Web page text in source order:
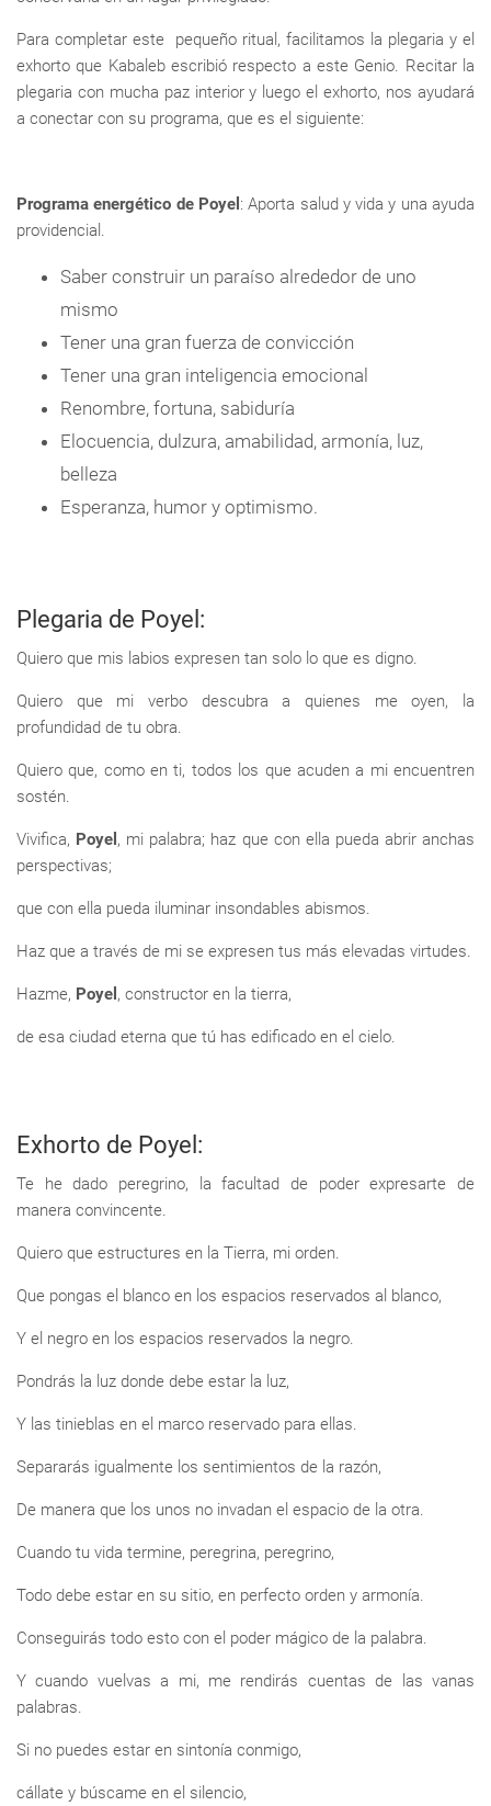
Para completar este pequeño ritual, facilitamos la plegaria y el
exhorto que Kabaleb escribió respecto a este Genio. Recitar la
plegaria con mucha paz interior y luego el exhorto, nos ayudará
a conectar con su programa, que es el siguiente:
Programa energético de Poyel : Aporta salud y vida y una ayuda
providencial.
Saber construir un paraíso alrededor de uno
mismo
Tener una gran fuerza de convicción
Tener una gran inteligencia emocional
Renombre, fortuna, sabiduría
Elocuencia, dulzura, amabilidad, armonía, luz,
belleza
Esperanza, humor y optimismo.
Plegaria de Poyel:
Quiero que mis labios expresen tan solo lo que es digno.
Quiero que mi verbo descubra a quienes me oyen, la
profundidad de tu obra.
Quiero que, como en ti, todos los que acuden a mi encuentren
sostén.
Vivifica, Poyel , mi palabra; haz que con ella pueda abrir anchas
perspectivas;
que con ella pueda iluminar insondables abismos.
Haz que a través de mi se expresen tus más elevadas virtudes.
Hazme, Poyel , constructor en la tierra,
de esa ciudad eterna que tú has edificado en el cielo.
Exhorto de Poyel:
Te he dado peregrino, la facultad de poder expresarte de
manera convincente.
Quiero que estructures en la Tierra, mi orden.
Que pongas el blanco en los espacios reservados al blanco,
Y el negro en los espacios reservados la negro.
Pondrás la luz donde debe estar la luz,
Y las tinieblas en el marco reservado para ellas.
Separarás igualmente los sentimientos de la razón,
De manera que los unos no invadan el espacio de la otra.
Cuando tu vida termine, peregrina, peregrino,
Todo debe estar en su sitio, en perfecto orden y armonía.
Conseguirás todo esto con el poder mágico de la palabra.
Y cuando vuelvas a mi, me rendirás cuentas de las vanas
palabras.
Si no puedes estar en sintonía conmigo,
cállate y búscame en el silencio,